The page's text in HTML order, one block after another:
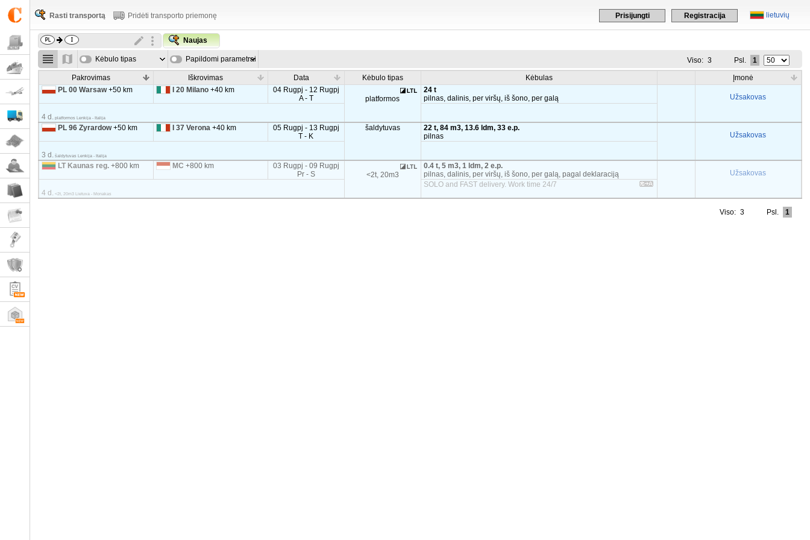
lietuvių
Prisijungti Registracija
Rasti transportą Pridėti transporto priemonę
Naujas
Kėbulo tipas Papildomi parametrai Viso: 3 Psl. 1
Pakrovimas Iškrovimas Data Kėbulo tipas Kėbulas
Įmonė
PL 00 Warsaw+50 km I 20 Milano +40 km
04 Rugpj - 12 Rugpj
A - T
platformos
24 t
pilnas, dalinis, per viršų, iš šono, per galą
Užsakovas
4 d. platformos Lenkija - Italija
PL 96 Zyrardow+50 km I 37 Verona +40 km
05 Rugpj - 13 Rugpj
T - K
šaldytuvas
22 t, 84 m3, 13.6 ldm, 33 e.p.
pilnas
Užsakovas
3 d. šaldytuvas Lenkija - Italija
LT Kaunas reg. +800 km MC +800 km
03 Rugpj - 09 Rugpj
Pr - S
<2t, 20m3
0.4 t, 5 m3, 1 ldm, 2 e.p.
pilnas, dalinis, per viršų, iš šono, per galą, pagal deklaraciją
Užsakovas
4 d. <2t, 20m3 Lietuva - Monakas
SOLO and FAST delivery. Work time 24/7
Viso: 3 Psl. 1